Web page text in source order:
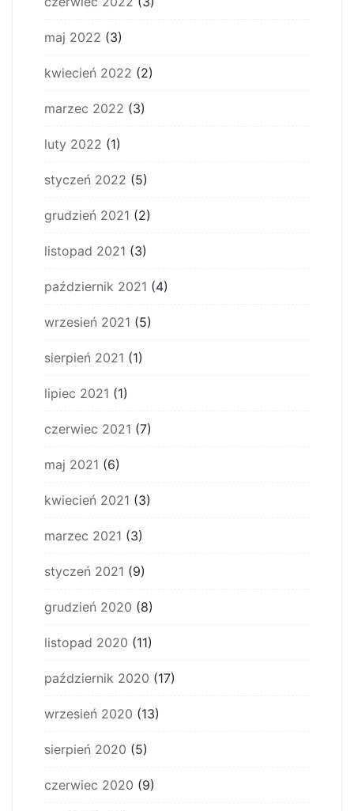
maj 2022 (3)
kwiecień 2022 (2)
marzec 2022 (3)
luty 2022 (1)
styczeń 2022 (5)
grudzień 2021 (2)
listopad 2021 (3)
październik 2021 (4)
wrzesień 2021 (5)
sierpień 2021 (1)
lipiec 2021 (1)
czerwiec 2021 (7)
maj 2021 (6)
kwiecień 2021 (3)
marzec 2021 (3)
styczeń 2021 (9)
grudzień 2020 (8)
listopad 2020 (11)
październik 2020 (17)
wrzesień 2020 (13)
sierpień 2020 (5)
czerwiec 2020 (9)